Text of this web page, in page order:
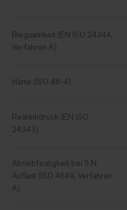
Biegsamkeit (EN ISO 24344,
Verfahren A)
Härte (ISO 48-4)
Resteindruck (EN ISO
24343)
Abriebfestigkeit bei 5 N
Auflast (ISO 4649, Verfahren
A)